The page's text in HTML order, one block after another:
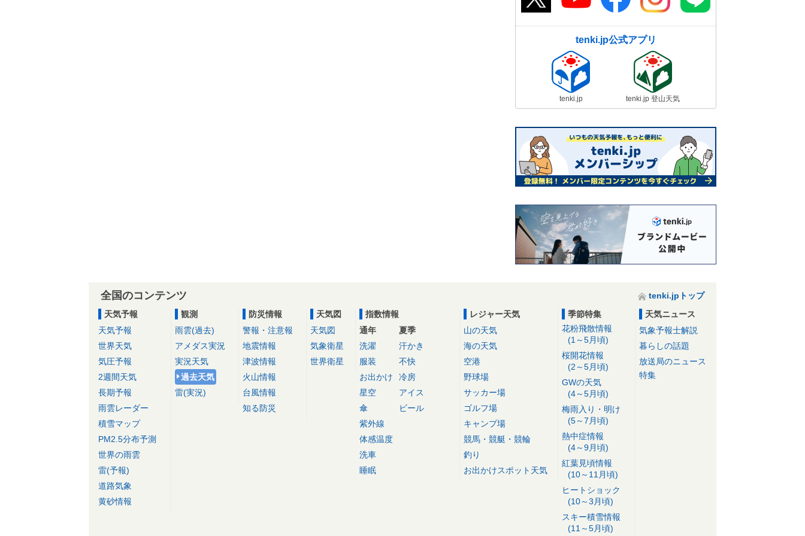
tenki.jp公式アプリ
tenki.jp tenki.jp 登山天気
全国のコンテンツ
tenki.jpトップ
天気予報
天気予報
世界天気
気圧予報
2週間天気
長期予報
雨雲レーダー
積雪マップ
PM2.5分布予測
世界の雨雲
雷(予報)
道路気象
黄砂情報
観測
雨雲(過去)
アメダス実況
実況天気
過去天気
雷(実況)
防災情報
警報・注意報
地震情報
津波情報
火山情報
台風情報
知る防災
天気図
天気図
気象衛星
世界衛星
指数情報
通年
洗濯
服装
お出かけ
星空
傘
紫外線
体感温度
洗車
睡眠
夏季
汗かき
不快
冷房
アイス
ビール
レジャー天気
山の天気
海の天気
空港
野球場
サッカー場
ゴルフ場
キャンプ場
競馬・競艇・競輪
釣り
お出かけスポット天気
季節特集
花粉飛散情報
(1～5月頃)
桜開花情報
(2～5月頃)
GWの天気
(4～5月頃)
梅雨入り・明け
(5～7月頃)
熱中症情報
(4～9月頃)
紅葉見頃情報
(10～11月頃)
ヒートショック
(10～3月頃)
スキー積雪情報
(11～5月頃)
天気ニュース
気象予報士解説
暮らしの話題
放送局のニュース
特集